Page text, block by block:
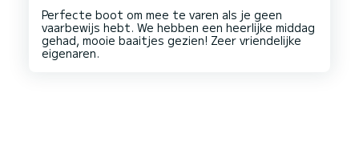
Perfecte boot om mee te varen als je geen
vaarbewijs hebt. We hebben een heerlijke middag
gehad, mooie baaitjes gezien! Zeer vriendelijke